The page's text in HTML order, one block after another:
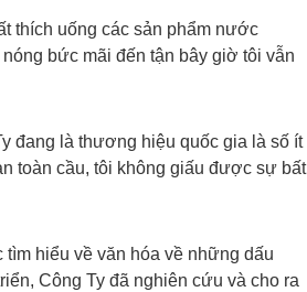
thích uống các sản phẩm nước
bức mãi đến tận bây giờ tôi vẫn
đang là thương hiệu quốc gia là số ít
toàn cầu, tôi không giấu được sự bất
hiểu về văn hóa về những dấu
Công Ty đã nghiên cứu và cho ra